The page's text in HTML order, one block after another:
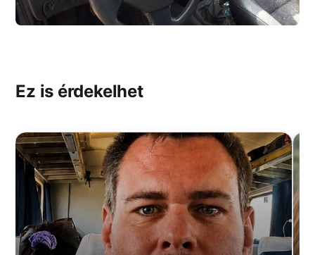
Ez is érdekelhet